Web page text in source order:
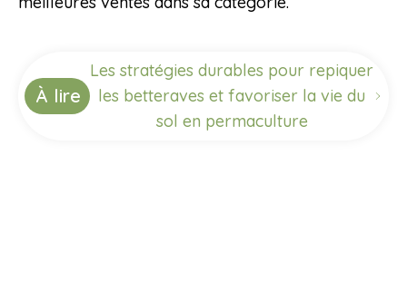
À lire
Les stratégies durables pour repiquer
les betteraves et favoriser la vie du
sol en permaculture